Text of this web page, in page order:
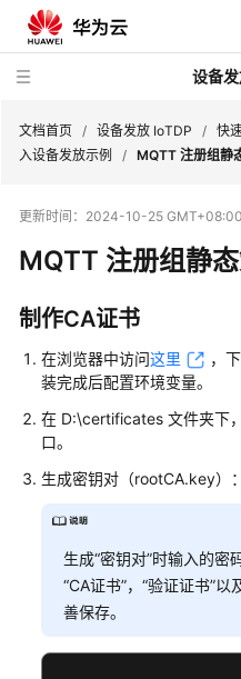
设备
新
动
态
产
品
介
快
速
门
前
文档首页 / 设备发放 IoTDP / 快
入设备发放示例
/ MQTT 注册组静
更新时间： 2024-10-25 GMT+08:00
MQTT 注册组静
制作CA证书
在浏览器中访问这里
，
装完成后配置环境变量。
在 D:\certificates 文件夹下
口。
生成密钥对（rootCA.key）：
生成“密钥对”时输入的密
“CA证书”，“验证证书”
善保存。